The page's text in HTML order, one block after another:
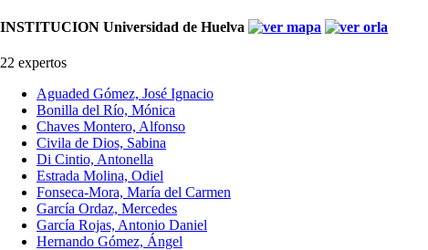
INSTITUCION Universidad de Huelva
22 expertos
Aguaded Gómez, José Ignacio
Bonilla del Río, Mónica
Chaves Montero, Alfonso
Civila de Dios, Sabina
Di Cintio, Antonella
Estrada Molina, Odiel
Fonseca-Mora, María del Carmen
García Ordaz, Mercedes
García Rojas, Antonio Daniel
Hernando Gómez, Ángel